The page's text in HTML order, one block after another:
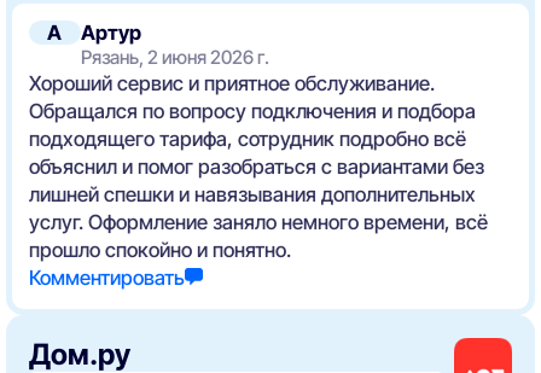
А Артур
Рязань, 2 июня 2026 г.
Хороший сервис и приятное обслуживание.
Обращался по вопросу подключения и подбора
подходящего тарифа, сотрудник подробно всё
объяснил и помог разобраться с вариантами без
лишней спешки и навязывания дополнительных
услуг. Оформление заняло немного времени, всё
прошло спокойно и понятно.
Комментировать
Дом.ру